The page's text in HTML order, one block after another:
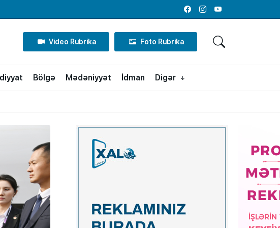
FacebookInstagramYoutube
Video Rubrika Foto Rubrika
Bölgə Mədəniyyət İdman Digər